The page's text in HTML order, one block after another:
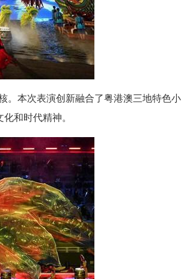
。本次表演创新融合了粤港澳三地特色小
和时代精神。